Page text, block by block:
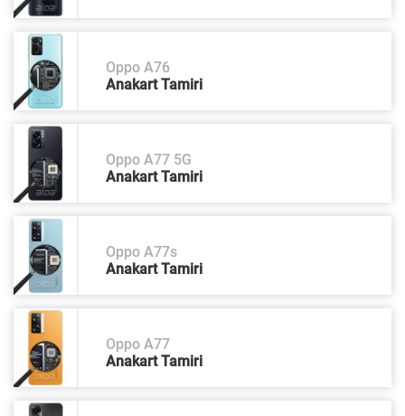
Oppo A76
Anakart Tamiri
Oppo A77 5G
Anakart Tamiri
Oppo A77s
Anakart Tamiri
Oppo A77
Anakart Tamiri